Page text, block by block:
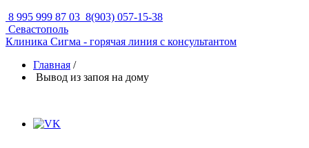
8 995 999 87 03 8(903) 057-15-38
Севастополь
Клиника Сигма - горячая линия с консультантом
Главная /
Вывод из запоя на дому